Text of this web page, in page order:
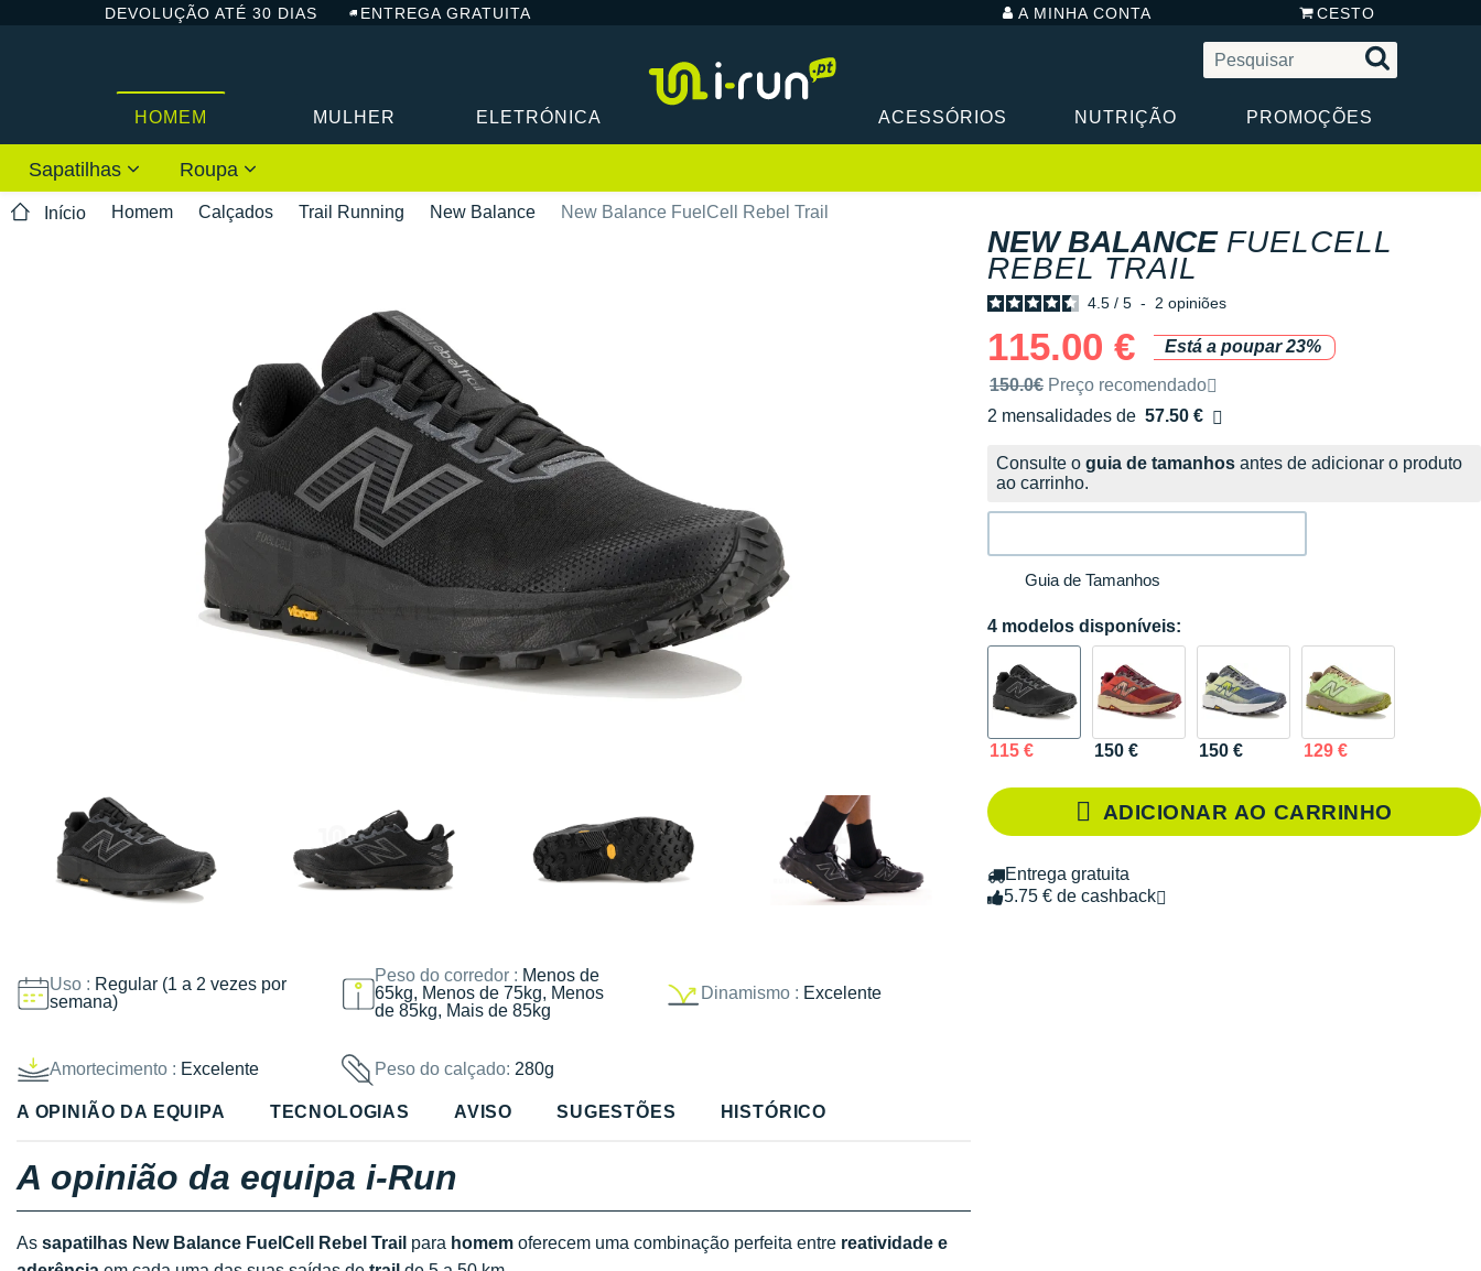
DEVOLUÇÃO ATÉ 30 DIAS ENTREGA GRATUITA A MINHA CONTA CESTO
HOMEM MULHER ELETRÓNICA ACESSÓRIOS NUTRIÇÃO PROMOÇÕES
Sapatilhas Roupa
Início Homem Calçados Trail Running New Balance New Balance FuelCell Rebel Trail
Uso : Regular (1 a 2 vezes por
semana)
Peso do corredor : Menos de
65kg, Menos de 75kg, Menos
de 85kg, Mais de 85kg
Dinamismo : Excelente
Amortecimento : Excelente Peso do calçado: 280g
NEW BALANCE FUELCELL
REBEL TRAIL
4.5 / 5 - 2 opiniões
115.00 €
Está a poupar 23%
Preço de venda recomendado pela marca
150.0€ Preço recomendado
2 mensalidades de 57.50 €
sem custos
Consulte o guia de tamanhos antes de adicionar o produto
ao carrinho.
Guia de Tamanhos
4 modelos disponíveis:
115 € 150 € 150 € 129 €
ADICIONAR AO CARRINHO
Entrega gratuita
5.75 € de cashback
A OPINIÃO DA EQUIPA TECNOLOGIAS AVISO SUGESTÕES HISTÓRICO
A opinião da equipa i-Run
As sapatilhas New Balance FuelCell Rebel Trail para homem oferecem uma combinação perfeita entre reatividade e